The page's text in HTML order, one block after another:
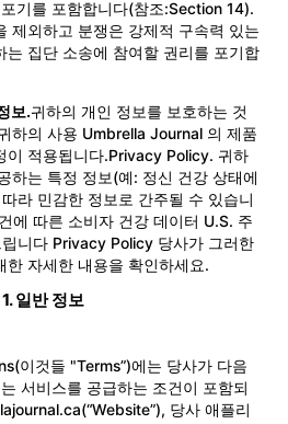
기를 포함합니다(참조:Section 14).
제외하고 분쟁은 강제적 구속력 있는
는 집단 소송에 참여할 권리를 포기합
보.귀하의 개인 정보를 보호하는 것
하의 사용 Umbrella Journal 의 제품
이 적용됩니다.Privacy Policy. 귀하
하는 특정 정보(예: 정신 건강 상태에
라 민감한 정보로 간주될 수 있습니
에 따른 소비자 건강 데이터 U.S. 주
니다 Privacy Policy 당사가 그러한
한 자세한 내용을 확인하세요.
1. 일반 정보
이것들 "Terms”)에는 당사가 다음
서비스를 공급하는 조건이 포함되
(“Website”), 당사 애플리